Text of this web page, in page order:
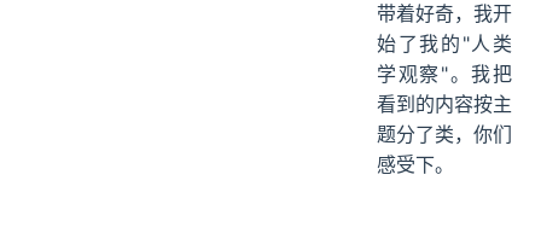
带着好奇，我开
始了我的"人类
学观察"。我把
看到的内容按主
题分了类，你们
感受下。